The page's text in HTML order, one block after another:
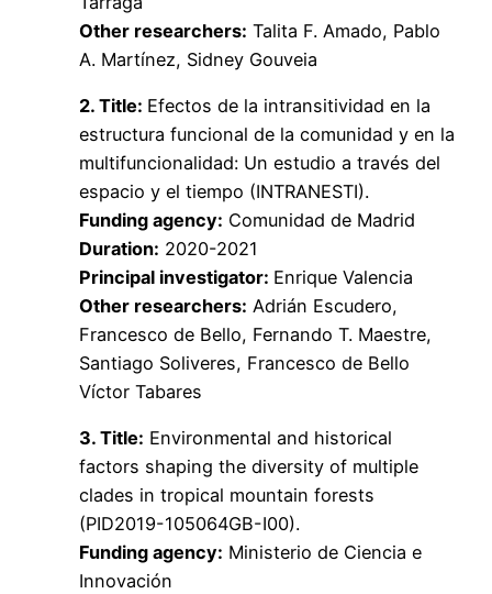
Other researchers: Talita F. Amado, Pablo
A. Martínez, Sidney Gouveia
2. Title: Efectos de la intransitividad en la
estructura funcional de la comunidad y en la
multifuncionalidad: Un estudio a través del
espacio y el tiempo (INTRANESTI).
Funding agency: Comunidad de Madrid
Duration: 2020-2021
Principal investigator: Enrique Valencia
Other researchers: Adrián Escudero,
Francesco de Bello, Fernando T. Maestre,
Santiago Soliveres, Francesco de Bello
Víctor Tabares
3. Title: Environmental and historical
factors shaping the diversity of multiple
clades in tropical mountain forests
(PID2019-105064GB-I00).
Funding agency: Ministerio de Ciencia e
Innovación